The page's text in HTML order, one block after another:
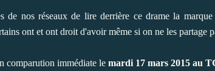
de nos réseaux de lire derrière ce drame la
ont et ont droit d'avoir même si on ne les partage
comparution immédiate le mardi 17 mars 2015 au